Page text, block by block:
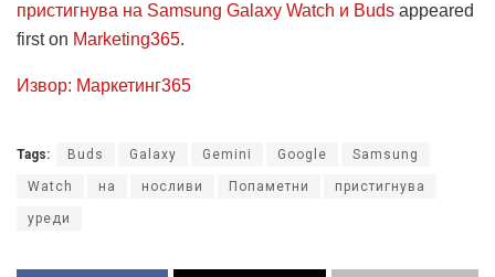
пристигнува на Samsung Galaxy Watch и Buds appeared
first on Marketing365.
Извор: Маркетинг365
Tags: Buds Galaxy Gemini Google Samsung
Watch на носливи Попаметни пристигнува
уреди